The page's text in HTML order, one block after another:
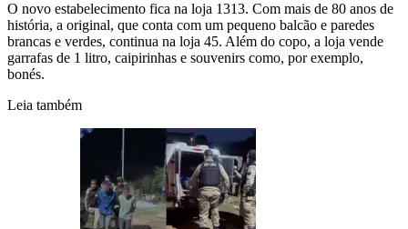
O novo estabelecimento fica na loja 1313. Com mais de 80 anos de
história, a original, que conta com um pequeno balcão e paredes
brancas e verdes, continua na loja 45. Além do copo, a loja vende
garrafas de 1 litro, caipirinhas e souvenirs como, por exemplo,
bonés.
Leia também